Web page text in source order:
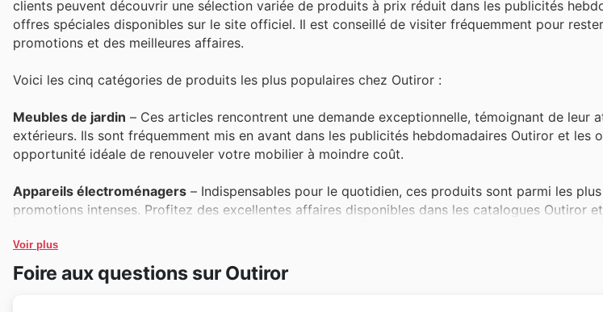
clients peuvent découvrir une sélection variée de produits à prix réduit dans les publicités
offres spéciales disponibles sur le site officiel. Il est conseillé de visiter fréquemment pour
promotions et des meilleures affaires.
Voici les cinq catégories de produits les plus populaires chez Outiror :
Meubles de jardin – Ces articles rencontrent une demande exceptionnelle, témoignant de leur
extérieurs. Ils sont fréquemment mis en avant dans les publicités hebdomadaires Outiror et les
opportunité idéale de renouveler votre mobilier à moindre coût.
Appareils électroménagers – Indispensables pour le quotidien, ces produits sont parmi les
promotions intenses. Profitez des excellentes affaires disponibles dans les catalogues Outiror
Outils de bricolage – Les amateurs de bricolage et les professionnels plébiscitent cette
polyvalence. Ils sont une composante essentielle des offres Outiror durant le Black Friday,
Voir plus
Foire aux questions sur Outiror